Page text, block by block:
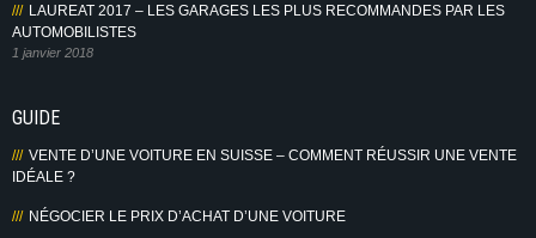
LAUREAT 2017 – LES GARAGES LES PLUS RECOMMANDES PAR LES
AUTOMOBILISTES
1 janvier 2018
GUIDE
VENTE D’UNE VOITURE EN SUISSE – COMMENT RÉUSSIR UNE VENTE
IDÉALE ?
NÉGOCIER LE PRIX D’ACHAT D’UNE VOITURE